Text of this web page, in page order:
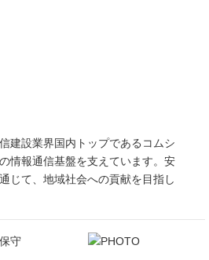
建設業界国内トップであるコムシ
情報通信基盤を支えています。安
じて、地域社会への貢献を目指し
守